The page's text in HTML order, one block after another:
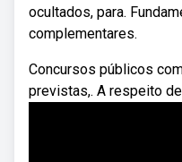
ocultados, para.
complementares.
Concursos públicos
previstas,. A respeito